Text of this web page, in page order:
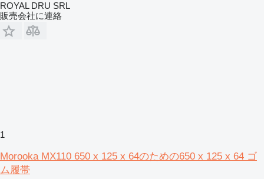
ROYAL DRU SRL
販売会社に連絡
1
Morooka MX110 650 x 125 x 64のための650 x 125 x 64 ゴ
ム履帯